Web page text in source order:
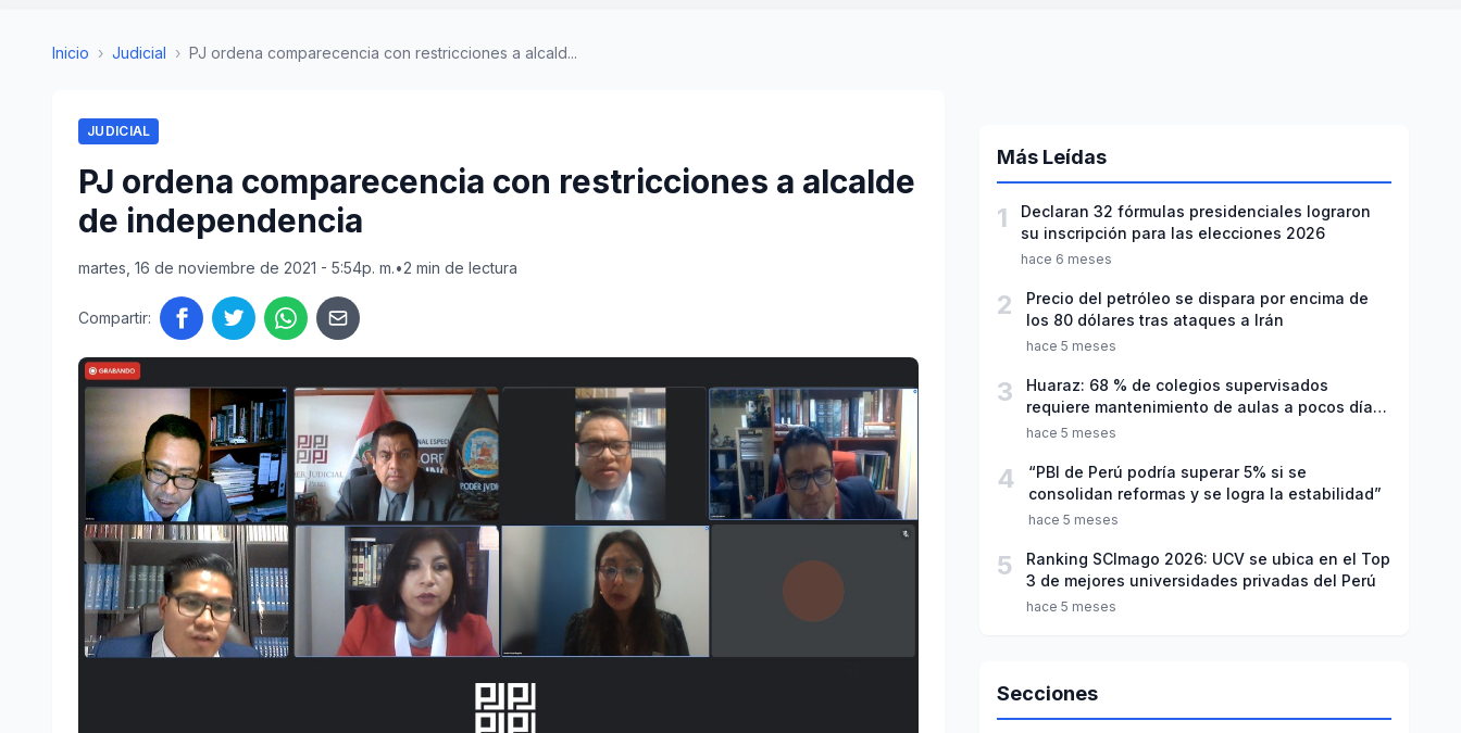
Inicio › Judicial › PJ ordena comparecencia con restricciones a alcald...
JUDICIAL
PJ ordena comparecencia con restricciones a alcalde
de independencia
martes, 16 de noviembre de 2021 - 5:54p. m.•2 min de lectura
Compartir:
Más Leídas
1
Declaran 32 fórmulas presidenciales lograron
su inscripción para las elecciones 2026
hace 6 meses
2
Precio del petróleo se dispara por encima de
los 80 dólares tras ataques a Irán
hace 5 meses
3
Huaraz: 68 % de colegios supervisados
requiere mantenimiento de aulas a pocos días
de inicio del año escolar 2026
hace 5 meses
4
“PBI de Perú podría superar 5% si se
consolidan reformas y se logra la estabilidad”
hace 5 meses
5
Ranking SCImago 2026: UCV se ubica en el Top
3 de mejores universidades privadas del Perú
hace 5 meses
Secciones